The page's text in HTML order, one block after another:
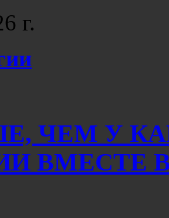
г.
ЧЕМ У
ВМЕСТЕ